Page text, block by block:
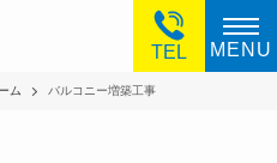
TEL MENU
ム バルコニー増築工事